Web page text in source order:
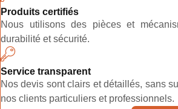
Produits certifiés
Nous utilisons des pièces et
durabilité et sécurité.
Service transparent
Nos devis sont clairs et détaillés, sans
nos clients particuliers et professionnels.